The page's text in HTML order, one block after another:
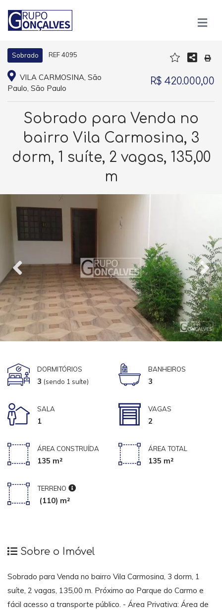
Sobrado REF 4095
VILA CARMOSINA, São
Paulo, São Paulo
R$ 420.000,00
Sobrado para Venda no
bairro Vila Carmosina, 3
dorm, 1 suíte, 2 vagas, 135,00
m
DORMITÓRIOS
3 (sendo 1 suíte)
BANHEIROS
3
SALA
1
VAGAS
2
ÁREA CONSTRUÍDA
135 m²
ÁREA TOTAL
135 m²
TERRENO
(110) m²
Sobre o Imóvel
Sobrado para Venda no bairro Vila Carmosina, 3 dorm, 1
suíte, 2 vagas, 135,00 m. Próximo ao Parque do Carmo e
fácil acesso a transporte público. - Área Privativa: Área de